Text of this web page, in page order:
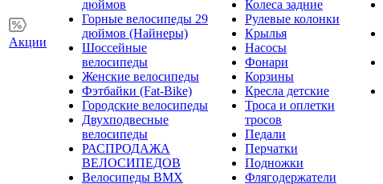
Акции
дюймов
Горные велосипеды 29
дюймов (Найнеры)
Шоссейные
велосипеды
Женские велосипеды
Фэтбайки (Fat-Bike)
Городские велосипеды
Двухподвесные
велосипеды
РАСПРОДАЖА
ВЕЛОСИПЕДОВ
Велосипеды BMX
Колеса задние
Рулевые колонки
Крылья
Насосы
Фонари
Корзины
Кресла детские
Троса и оплетки
тросов
Педали
Перчатки
Подножки
Флягодержатели